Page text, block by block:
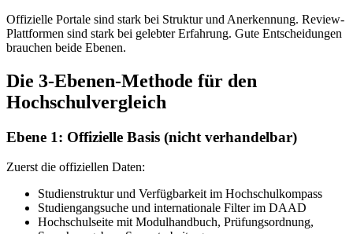
Offizielle Portale sind stark bei Struktur und Anerkennung. Review-
Plattformen sind stark bei gelebter Erfahrung. Gute Entscheidungen
brauchen beide Ebenen.
Die 3-Ebenen-Methode für den
Hochschulvergleich
Ebene 1: Offizielle Basis (nicht verhandelbar)
Zuerst die offiziellen Daten:
Studienstruktur und Verfügbarkeit im Hochschulkompass
Studiengangsuche und internationale Filter im DAAD
Hochschulseite mit Modulhandbuch, Prüfungsordnung,